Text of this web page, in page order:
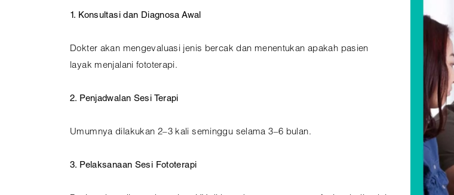
1. Konsultasi dan Diagnosa Awal
Dokter akan mengevaluasi jenis bercak dan menentukan apakah pasien
layak menjalani fototerapi.
2. Penjadwalan Sesi Terapi
Umumnya dilakukan 2–3 kali seminggu selama 3–6 bulan.
3. Pelaksanaan Sesi Fototerapi